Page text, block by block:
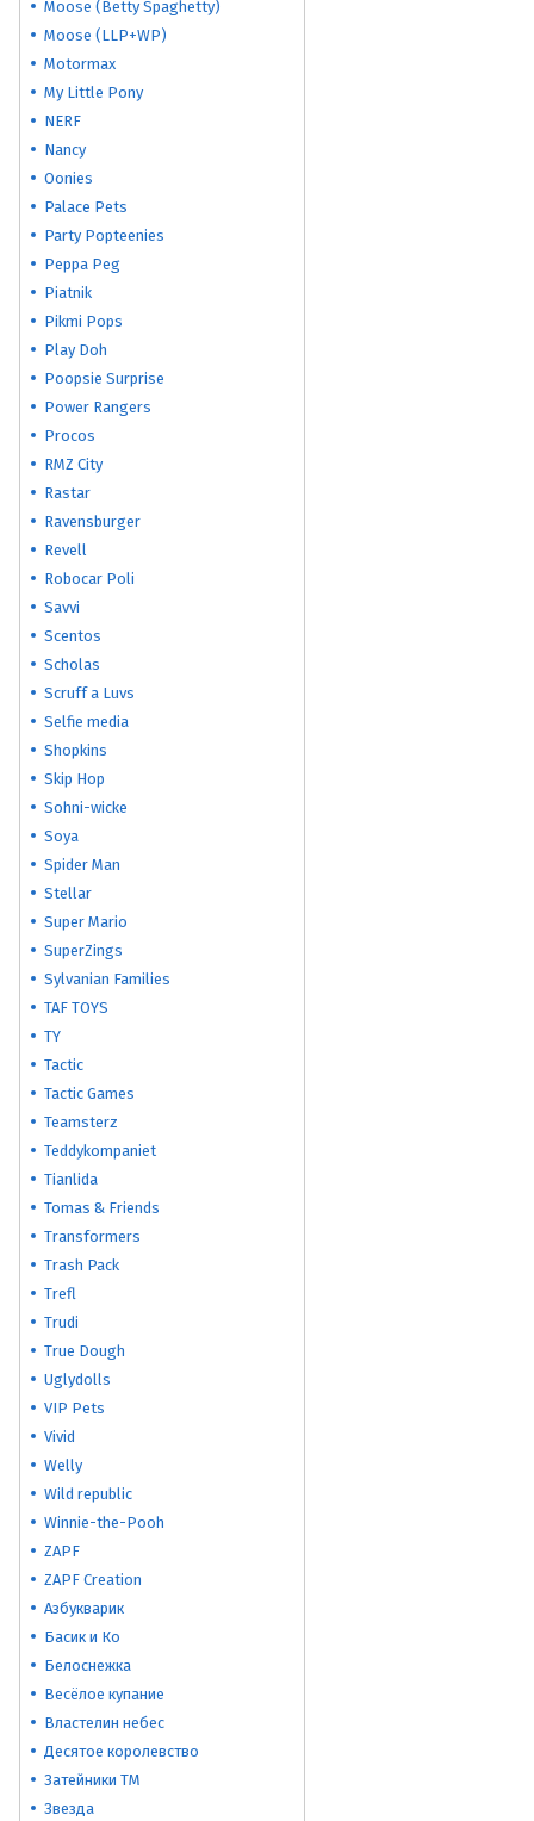
Moose (Betty Spaghetty)
Moose (LLP+WP)
Motormax
My Little Pony
NERF
Nancy
Oonies
Palace Pets
Party Popteenies
Peppa Peg
Piatnik
Pikmi Pops
Play Doh
Poopsie Surprise
Power Rangers
Procos
RMZ City
Rastar
Ravensburger
Revell
Robocar Poli
Savvi
Scentos
Scholas
Scruff a Luvs
Selfie media
Shopkins
Skip Hop
Sohni-wicke
Soya
Spider Man
Stellar
Super Mario
SuperZings
Sylvanian Families
TAF TOYS
TY
Tactic
Tactic Games
Teamsterz
Teddykompaniet
Tianlida
Tomas & Friends
Transformers
Trash Pack
Trefl
Trudi
True Dough
Uglydolls
VIP Pets
Vivid
Welly
Wild republic
Winnie-the-Pooh
ZAPF
ZAPF Creation
Азбукварик
Басик и Ко
Белоснежка
Весёлое купание
Властелин небес
Десятое королевство
Затейники ТМ
Звезда